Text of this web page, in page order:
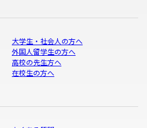
大学生・社会人の方へ
外国人留学生の方へ
高校の先生方へ
在校生の方へ